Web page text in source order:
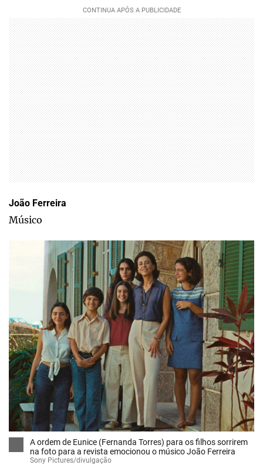
João Ferreira
Músico
A ordem de Eunice (Fernanda Torres) para os filhos sorrirem
na foto para a revista emocionou o músico João Ferreira
Sony Pictures/divulgação